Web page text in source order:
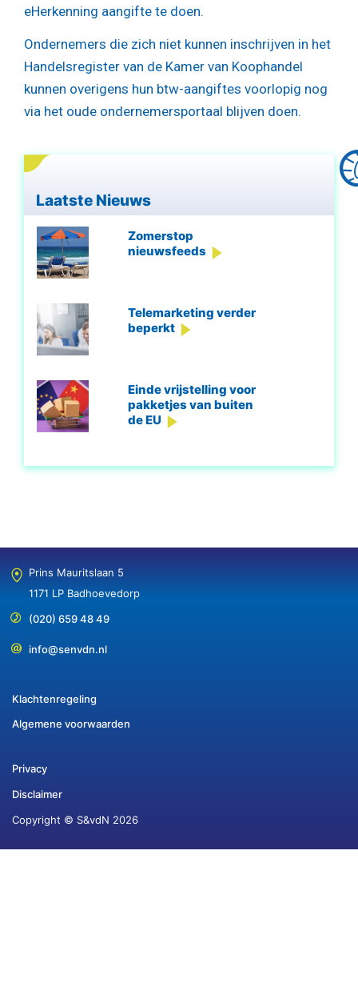
eHerkenning aangifte te doen.
Ondernemers die zich niet kunnen inschrijven in het
Handelsregister van de Kamer van Koophandel
kunnen overigens hun btw-aangiftes voorlopig nog
via het oude ondernemersportaal blijven doen.
Laatste Nieuws
Zomerstop
nieuwsfeeds
Telemarketing verder
beperkt
Einde vrijstelling voor
pakketjes van buiten
de EU
Prins Mauritslaan 5
1171 LP Badhoevedorp
(020) 659 48 49
info@senvdn.nl
Klachtenregeling
Algemene voorwaarden
Privacy
Disclaimer
Copyright © S&vdN 2026